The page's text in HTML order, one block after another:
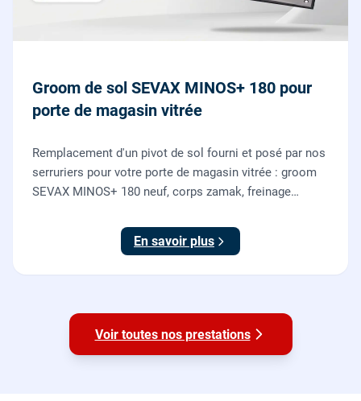
Groom de sol SEVAX MINOS+ 180 pour
porte de magasin vitrée
Remplacement d'un pivot de sol fourni et posé par nos
serruriers pour votre porte de magasin vitrée : groom
SEVAX MINOS+ 180 neuf, corps zamak, freinage
sol, réglage et essais. 995 euros HT (1194 TTC).
En savoir plus
Voir toutes nos prestations